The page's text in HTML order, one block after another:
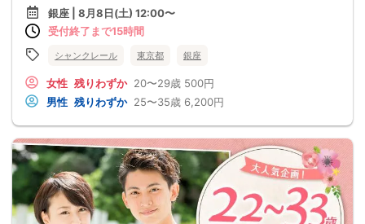
銀座 | 8月8日(土) 12:00〜
受付終了まで15時間
シャンクレール 東京都 銀座
女性 残りわずか 20〜29歳 500円
男性 残りわずか 25〜35歳 6,200円